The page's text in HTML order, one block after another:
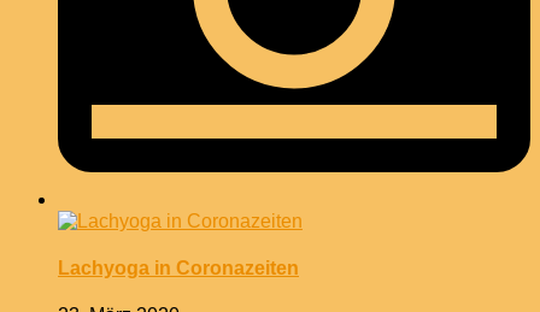
Lachyoga in Coronazeiten